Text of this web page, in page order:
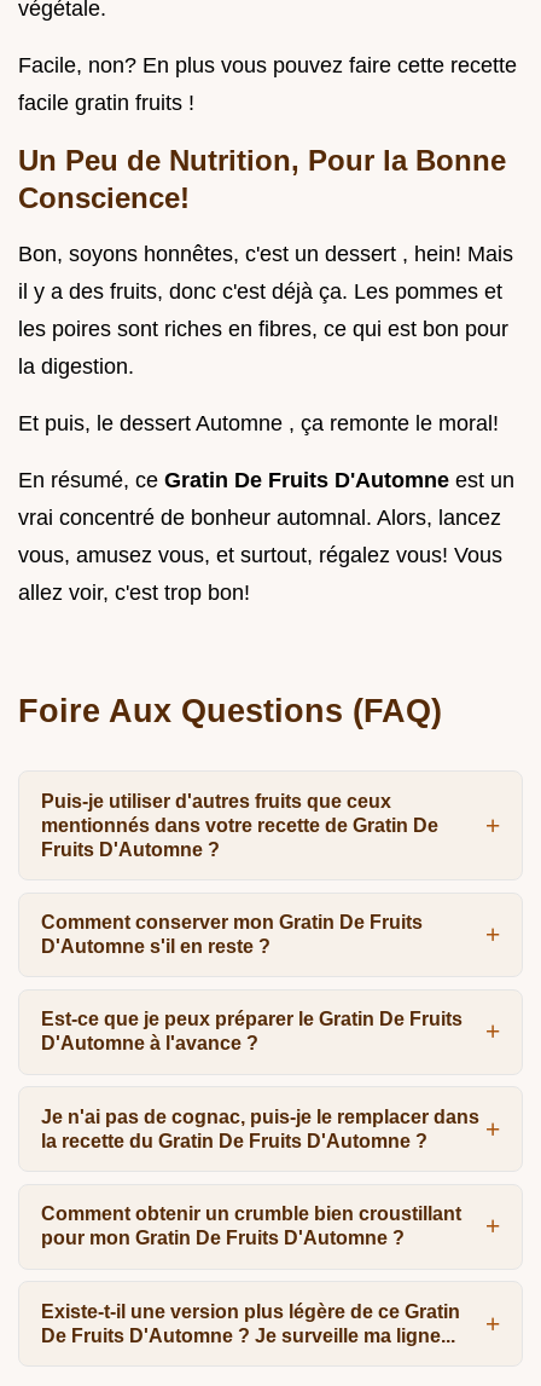
végétale.
Facile, non? En plus vous pouvez faire cette recette
facile gratin fruits !
Un Peu de Nutrition, Pour la Bonne
Conscience!
Bon, soyons honnêtes, c'est un dessert , hein! Mais
il y a des fruits, donc c'est déjà ça. Les pommes et
les poires sont riches en fibres, ce qui est bon pour
la digestion.
Et puis, le dessert Automne , ça remonte le moral!
En résumé, ce Gratin De Fruits D'Automne est un
vrai concentré de bonheur automnal. Alors, lancez
vous, amusez vous, et surtout, régalez vous! Vous
allez voir, c'est trop bon!
Foire Aux Questions (FAQ)
Puis-je utiliser d'autres fruits que ceux
mentionnés dans votre recette de Gratin De
Fruits D'Automne ?
Comment conserver mon Gratin De Fruits
D'Automne s'il en reste ?
Est-ce que je peux préparer le Gratin De Fruits
D'Automne à l'avance ?
Je n'ai pas de cognac, puis-je le remplacer dans
la recette du Gratin De Fruits D'Automne ?
Comment obtenir un crumble bien croustillant
pour mon Gratin De Fruits D'Automne ?
Existe-t-il une version plus légère de ce Gratin
De Fruits D'Automne ? Je surveille ma ligne...